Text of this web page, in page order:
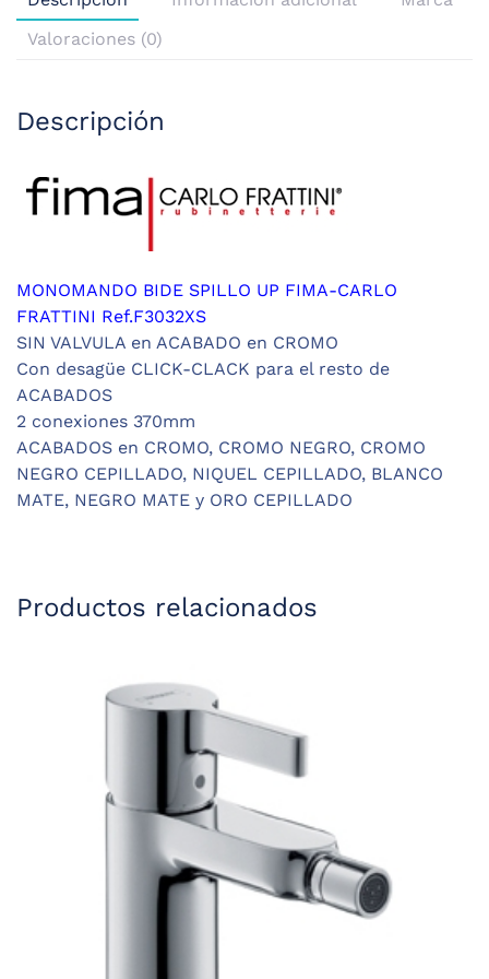
Valoraciones (0)
Descripción
MONOMANDO BIDE SPILLO UP FIMA-CARLO
FRATTINI Ref.F3032XS
SIN VALVULA en ACABADO en CROMO
Con desagüe CLICK-CLACK para el resto de
ACABADOS
2 conexiones 370mm
ACABADOS en CROMO, CROMO NEGRO, CROMO
NEGRO CEPILLADO, NIQUEL CEPILLADO, BLANCO
MATE, NEGRO MATE y ORO CEPILLADO
Productos relacionados